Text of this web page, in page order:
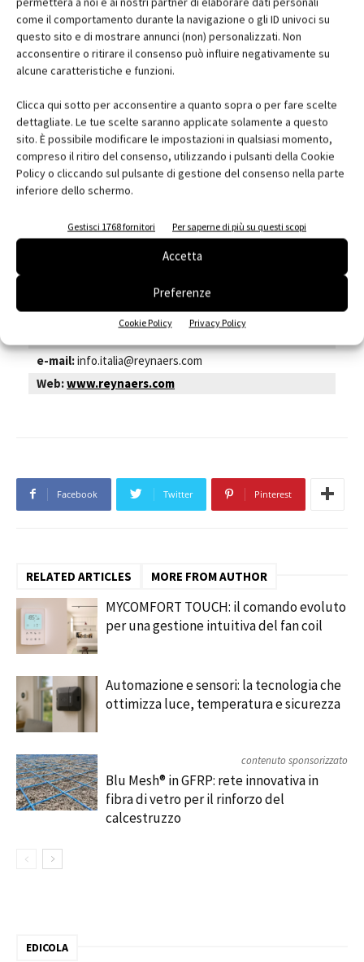
come il comportamento durante la navigazione o gli ID univoci su
questo sito e di mostrare annunci (non) personalizzati. Non
acconsentire o ritirare il consenso può influire negativamente su
alcune caratteristiche e funzioni.
Clicca qui sotto per acconsentire a quanto sopra o per fare scelte
dettagliate. Le tue scelte saranno applicate solamente a questo
sito. È possibile modificare le impostazioni in qualsiasi momento,
compreso il ritiro del consenso, utilizzando i pulsanti della Cookie
Policy o cliccando sul pulsante di gestione del consenso nella parte
inferiore dello schermo.
Gestisci 1768 fornitori Per saperne di più su questi scopi
Accetta
Preferenze
Cookie Policy Privacy Policy
brochure
Scarica il file:
scheda azienda
Nome:Reynaers Aluminium Srl
Castenedolo
Telefono:030 8081050
e-mail:info.italia@reynaers.com
Web:www.reynaers.com
Facebook Twitter Pinterest
RELATED ARTICLES MORE FROM AUTHOR
MYCOMFORT TOUCH: il comando evoluto
per una gestione intuitiva del fan coil
Automazione e sensori: la tecnologia che
ottimizza luce, temperatura e sicurezza
contenuto sponsorizzato
Blu Mesh® in GFRP: rete innovativa in
fibra di vetro per il rinforzo del
calcestruzzo
EDICOLA